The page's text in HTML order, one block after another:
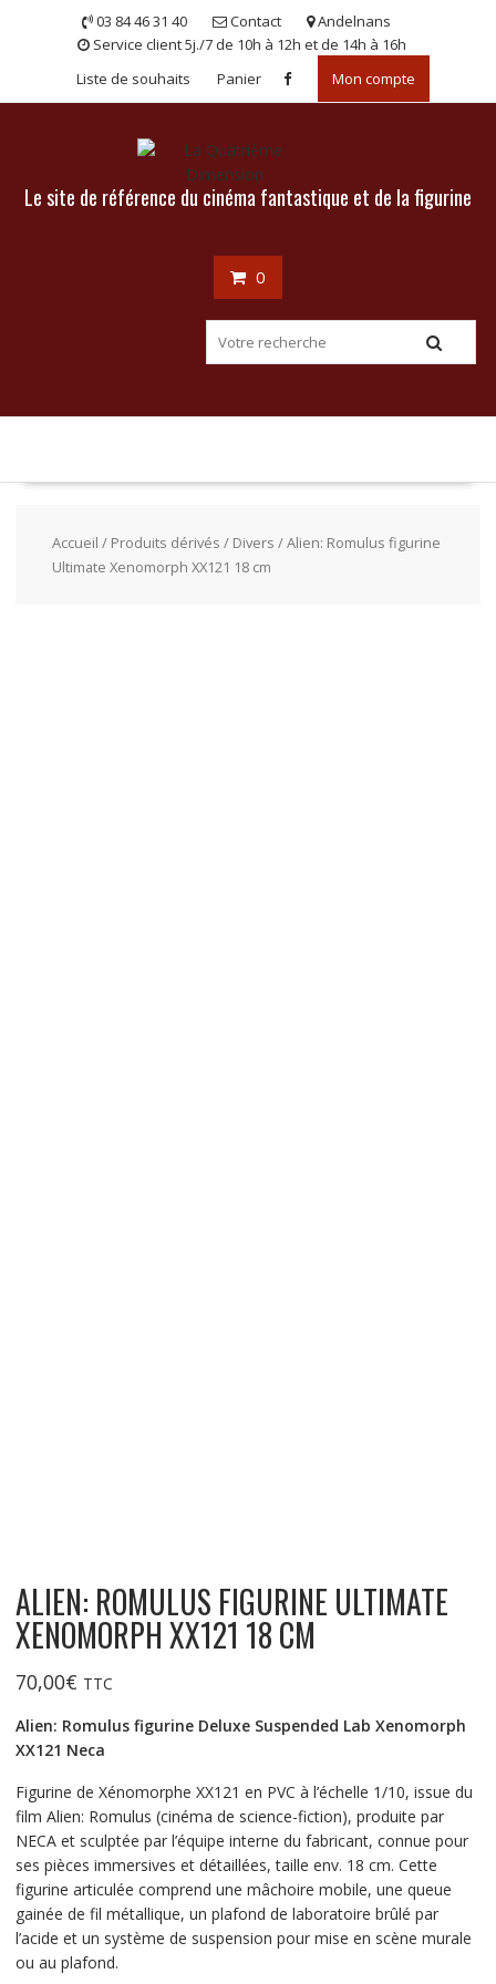
03 84 46 31 40 Contact
Andelnans
Service client 5j./7 de 10h à 12h et de 14h à 16h
Liste de souhaits
Panier Mon compte
Le site de référence du cinéma fantastique et de la figurine
0
Accueil / Produits dérivés / Divers / Alien: Romulus figurine
Ultimate Xenomorph XX121 18 cm
ALIEN: ROMULUS FIGURINE ULTIMATE
XENOMORPH XX121 18 CM
70,00€ TTC
Alien: Romulus figurine Deluxe Suspended Lab Xenomorph
XX121 Neca
Figurine de Xénomorphe XX121 en PVC à l’échelle 1/10, issue du
film Alien: Romulus (cinéma de science-fiction), produite par
NECA et sculptée par l’équipe interne du fabricant, connue pour
ses pièces immersives et détaillées, taille env. 18 cm. Cette
figurine articulée comprend une mâchoire mobile, une queue
gainée de fil métallique, un plafond de laboratoire brûlé par
l’acide et un système de suspension pour mise en scène murale
ou au plafond.